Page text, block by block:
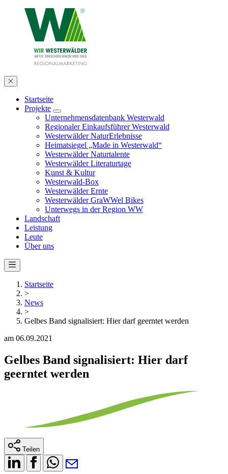
Startseite
Projekte
Unternehmensdatenbank Westerwald
Regionaler Einkaufsführer Westerwald
Westerwälder NaturErlebnisse
Heimatsiegel „Made in Westerwald“
Westerwälder Naturtalente
Westerwälder Literaturtage
Kunst & Kultur
Westerwald-Box
Westerwälder Ernte
Westerwälder GraWWel Bikes
Unterwegs in der Region WW
Landschaft
Leistung
Leute
Über uns
Startseite
>
News
>
Gelbes Band signalisiert: Hier darf geerntet werden
am 06.09.2021
Gelbes Band signalisiert: Hier darf
geerntet werden
Teilen